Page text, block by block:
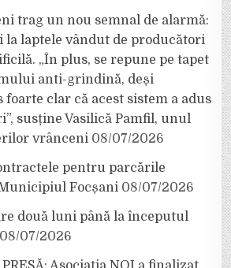
trag un nou semnal de alarmă:
laptele vândut de producători
„În plus, se repune pe tapet
anti-grindină, deși
clar că acest sistem a adus
susține Vasilică Pamfil, unul
vrânceni 08/07/2026
pentru parcările
Focșani 08/07/2026
două luni până la începutul
08/07/2026